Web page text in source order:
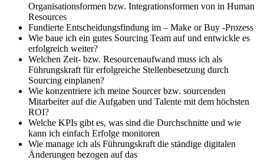
Organisationsformen bzw. Integrationsformen von in Human
Resources
Fundierte Entscheidungsfindung im – Make or Buy -Prozess
Wie baue ich ein gutes Sourcing Team auf und entwickle es
erfolgreich weiter?
Welchen Zeit- bzw. Resourcenaufwand muss ich als
Führungskraft für erfolgreiche Stellenbesetzung durch
Sourcing einplanen?
Wie konzentriere ich meine Sourcer bzw. sourcenden
Mitarbeiter auf die Aufgaben und Talente mit dem höchsten
ROI?
Welche KPIs gibt es, was sind die Durchschnitte und wie
kann ich einfach Erfolge monitoren
Wie manage ich als Führungskraft die ständige digitalen
Änderungen bezogen auf das